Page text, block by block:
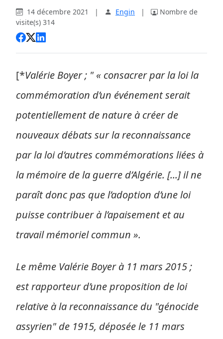
14 décembre 2021 | Engin |
Nombre de
visite(s) 314
[*Valérie Boyer ; " « consacrer par la loi la
commémoration d’un événement serait
potentiellement de nature à créer de
nouveaux débats sur la reconnaissance
par la loi d’autres commémorations liées à
la mémoire de la guerre d’Algérie. [...] il ne
paraît donc pas que l’adoption d’une loi
puisse contribuer à l’apaisement et au
travail mémoriel commun ».
Le même Valérie Boyer à 11 mars 2015 ;
est rapporteur d’une proposition de loi
relative à la reconnaissance du "génocide
assyrien" de 1915, déposée le 11 mars